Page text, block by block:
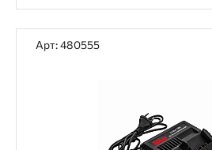
Арт: 480555